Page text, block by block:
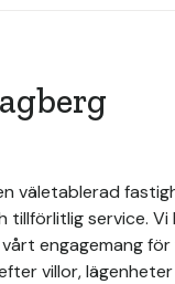
väletablerad
tillförlitlig service.
engagemang
villor,